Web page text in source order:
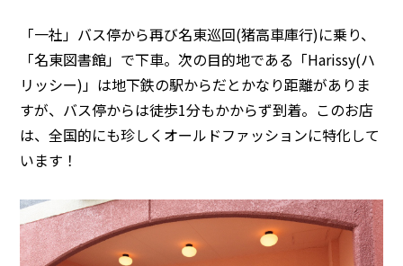
「一社」バス停から再び名東巡回(猪高車庫行)に乗り、
「名東図書館」で下車。次の目的地である「Harissy(ハ
リッシー)」は地下鉄の駅からだとかなり距離がありま
すが、バス停からは徒歩1分もかからず到着。このお店
は、全国的にも珍しくオールドファッションに特化して
います！